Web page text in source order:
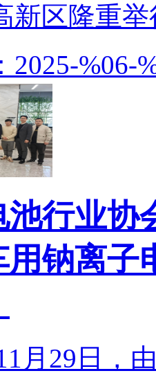
新区隆重举
2025-%06-
池行业协
钠离子
月29日，